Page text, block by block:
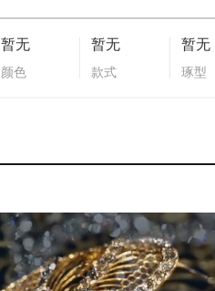
暂无
颜色
暂无
款式
暂无
琢型